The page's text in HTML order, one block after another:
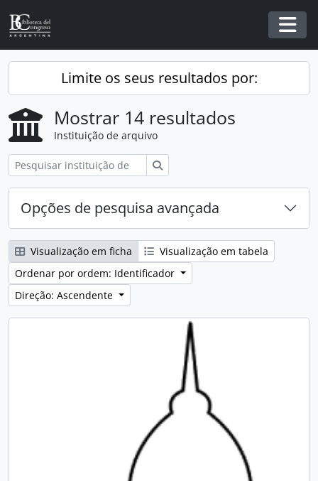
Skip to main content
Limite os seus resultados por:
Mostrar 14 resultados
Instituição de arquivo
Opções de pesquisa avançada
Visualização em ficha
Visualização em tabela
Ordenar por ordem: Identificador
Direção: Ascendente